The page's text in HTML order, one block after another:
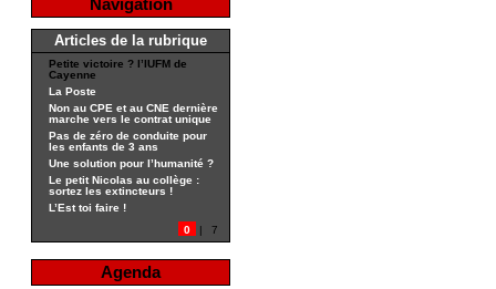
Articles de la rubrique
Petite victoire ? l’IUFM de
Cayenne
La Poste
Non au CPE et au CNE dernière
marche vers le contrat unique
Pas de zéro de conduite pour
les enfants de 3 ans
Une solution pour l’humanité ?
Le petit Nicolas au collège :
sortez les extincteurs !
L’Est toi faire !
0
| 7
Agenda